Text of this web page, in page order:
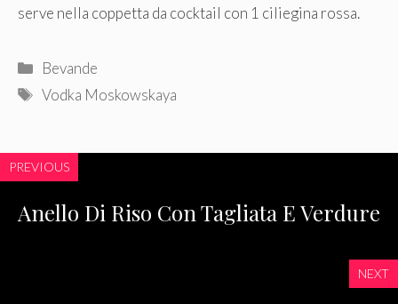
serve nella coppetta da cocktail con 1 ciliegina rossa.
Categorie
Bevande
Tag
Vodka Moskowskaya
PREVIOUS
Anello Di Riso Con Tagliata E Verdure
NEXT